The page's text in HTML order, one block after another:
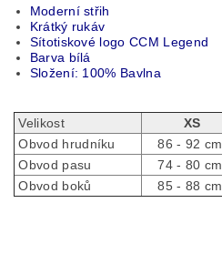
Moderní střih
Krátký rukáv
Sítotiskové logo CCM Legend
Barva bílá
Složení: 100% Bavlna
Velikost
XS
Obvod hrudníku
86 - 92 cm
Obvod pasu
74 - 80 cm
Obvod boků
85 - 88 cm